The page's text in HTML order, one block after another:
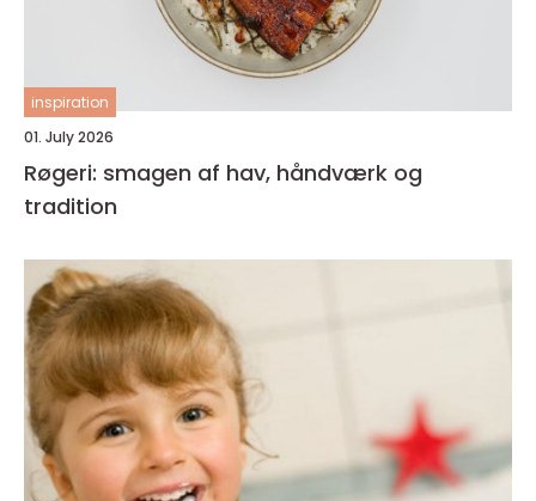
inspiration
01. July 2026
Røgeri: smagen af hav, håndværk og
tradition